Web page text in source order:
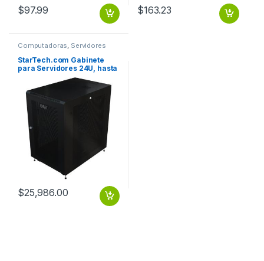
$97.99 $163.23
Computadoras Servidores
para Computadoras
StarTech.com Gabinete
para Servidores 24U, hasta
450kg, Negro .
$25,986.00